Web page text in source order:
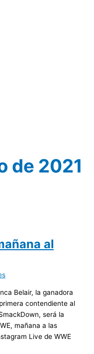
de 2021
al
Belair, la ganadora
contendiente al
será la
mañana a las
Live de WWE